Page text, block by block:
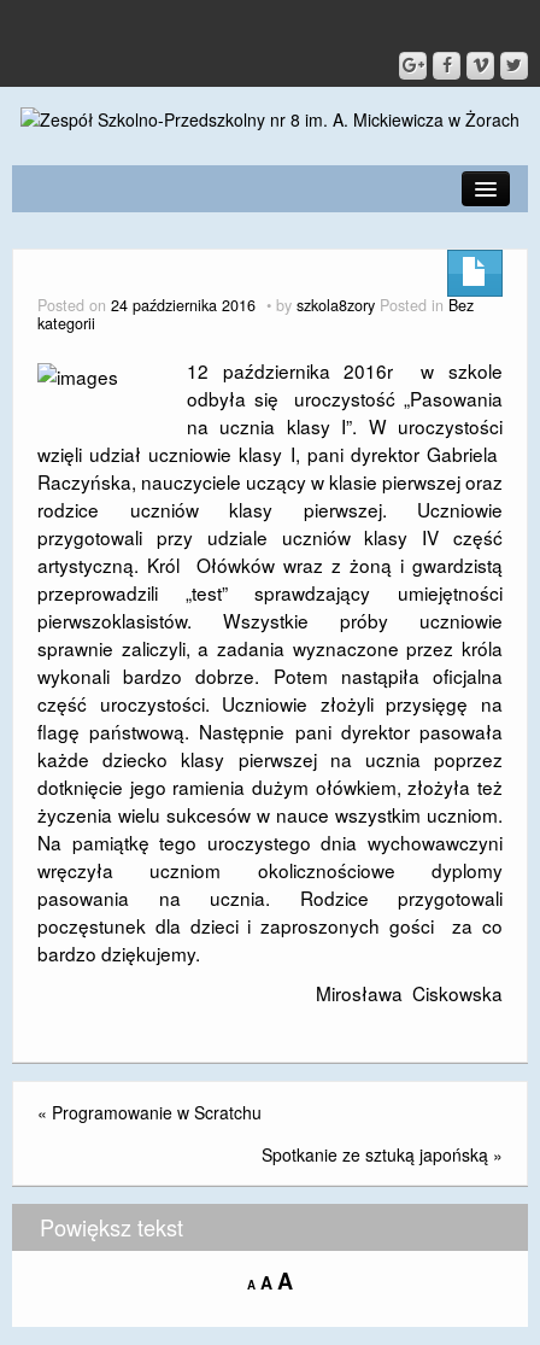
KONTAKT
DLA RODZICÓW I UCZNIÓW
DLA PRACOWNIKÓW
GALERIA
SPORT
DOSTĘPNOŚĆ
POLITYKA PRYWATNOŚCI
RODO
EGZAMIN ÓSMOKLASISTY
STANDARDY OCHRONY MAŁOLETNICH
PROJEKT ,,SZKOŁY Z JAKOŚCIĄ – ROZWÓJ
KSZTAŁCENIA OGÓLNEGO NA TERENIE MIASTA
ŻORY”
REKRUTACJA 2026/2027
mLegitymacja
Posted on 24 października 2016 by szkola8zory Posted in Bez
kategorii
12 października 2016r w szkole
odbyła się uroczystość „Pasowania
na ucznia klasy I”. W uroczystości
wzięli udział uczniowie klasy I, pani dyrektor Gabriela
Raczyńska, nauczyciele uczący w klasie pierwszej oraz
rodzice uczniów klasy pierwszej. Uczniowie
przygotowali przy udziale uczniów klasy IV część
artystyczną. Król Ołówków wraz z żoną i gwardzistą
przeprowadzili „test” sprawdzający umiejętności
pierwszoklasistów. Wszystkie próby uczniowie
sprawnie zaliczyli, a zadania wyznaczone przez króla
wykonali bardzo dobrze. Potem nastąpiła oficjalna
część uroczystości. Uczniowie złożyli przysięgę na
flagę państwową. Następnie pani dyrektor pasowała
każde dziecko klasy pierwszej na ucznia poprzez
dotknięcie jego ramienia dużym ołówkiem, złożyła też
życzenia wielu sukcesów w nauce wszystkim uczniom.
Na pamiątkę tego uroczystego dnia wychowawczyni
wręczyła uczniom okolicznościowe dyplomy
pasowania na ucznia. Rodzice przygotowali
poczęstunek dla dzieci i zaproszonych gości za co
bardzo dziękujemy.
Mirosława Ciskowska
« Programowanie w Scratchu
Spotkanie ze sztuką japońską »
Powiększ tekst
A Decrease
size.
A Reset
size.
AIncrease
size.